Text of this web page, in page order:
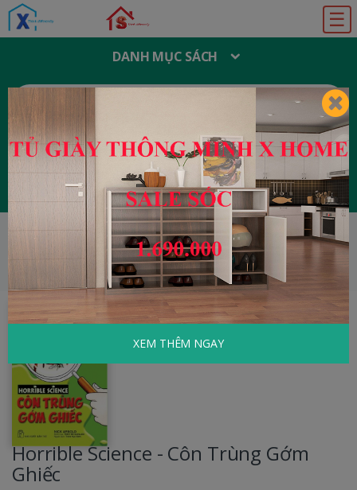
☰
DANH MỤC SÁCH
T
M
I
M
Đăng ký Đăng nhập
HOME Khoa Học - Kỹ Thuật
Horrible
Science - Côn Trùng Gớm Ghiếc
Horrible Science - Côn Trùng Gớm
Ghiếc
XEM THÊM NGAY